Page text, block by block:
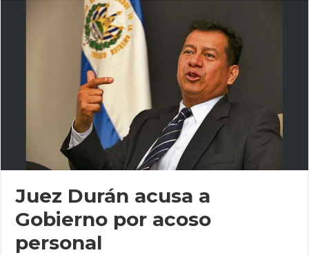
Juez Durán acusa a
Gobierno por acoso
personal